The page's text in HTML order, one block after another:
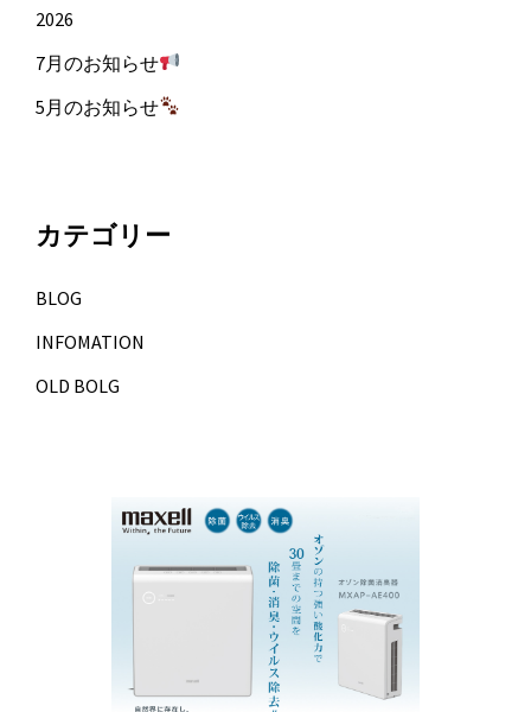
2026
7月のお知らせ
5月のお知らせ
カテゴリー
BLOG
INFOMATION
OLD BOLG